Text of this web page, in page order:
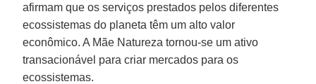
afirmam que os serviços prestados pelos diferentes
ecossistemas do planeta têm um alto valor
econômico. A Mãe Natureza tornou-se um ativo
transacionável para criar mercados para os
ecossistemas.